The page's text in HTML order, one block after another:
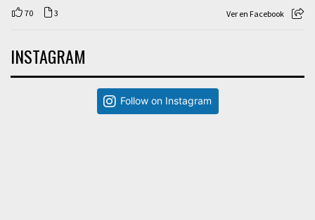
70 3 Ver en Facebook
INSTAGRAM
Follow on Instagram